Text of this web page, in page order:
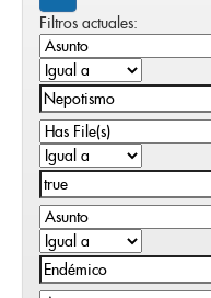
Filtros actuales: